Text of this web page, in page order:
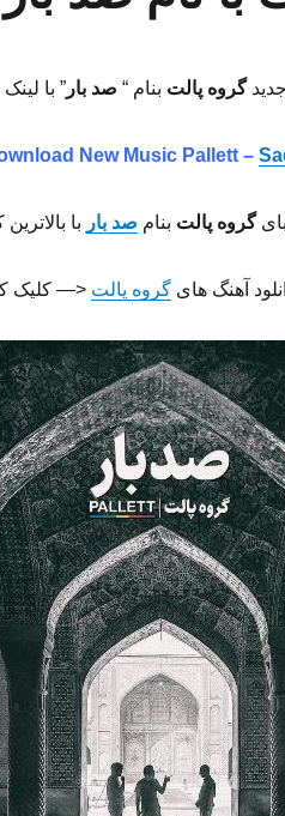
گروه پالت بنام “صد بار ” با
New Music Pallett –
گروه پالت بنام صد بار با
آهنگ های گروه پالت <— کلیک